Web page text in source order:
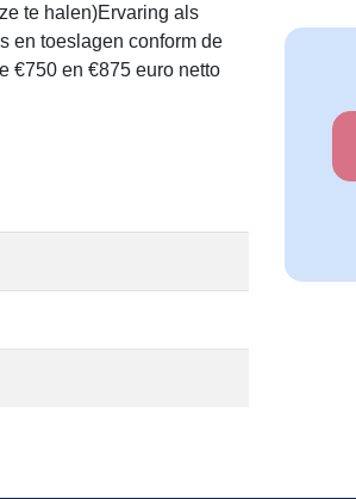
te halen)Ervaring als
en toeslagen conform de
€750 en €875 euro netto